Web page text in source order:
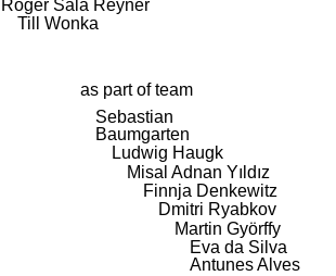
Roger Sala Reyner
Till Wonka
as part of team
Sebastian
Baumgarten
Ludwig Haugk
Misal Adnan Yıldız
Finnja Denkewitz
Dmitri Ryabkov
Martin Györffy
Eva da Silva
Antunes Alves